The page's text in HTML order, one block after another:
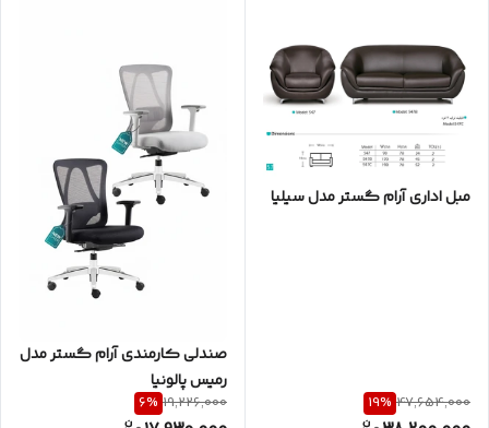
مبل اداری آرام گستر مدل سیلیا
47,654,000
19%
صندلی کارمندی آرام گستر مدل
رمیس پالونیا
19,226,000
6%